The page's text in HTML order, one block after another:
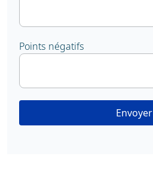
Points négatifs
Envoyer